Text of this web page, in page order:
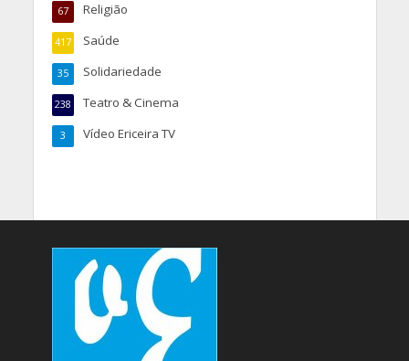
Religião
67
Saúde
417
Solidariedade
35
Teatro & Cinema
238
Vídeo Ericeira TV
3